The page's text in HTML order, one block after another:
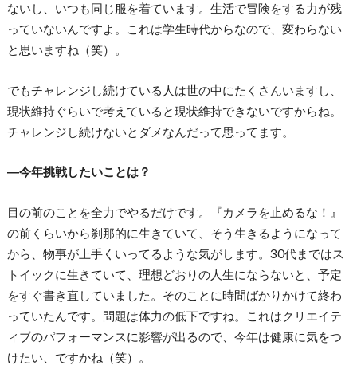
ないし、いつも同じ服を着ています。生活で冒険をする力が残
っていないんですよ。これは学生時代からなので、変わらない
と思いますね（笑）。
でもチャレンジし続けている人は世の中にたくさんいますし、
現状維持ぐらいで考えていると現状維持できないですからね。
チャレンジし続けないとダメなんだって思ってます。
―今年挑戦したいことは？
目の前のことを全力でやるだけです。『カメラを止めるな！』
の前くらいから刹那的に生きていて、そう生きるようになって
から、物事が上手くいってるような気がします。30代まではス
トイックに生きていて、理想どおりの人生にならないと、予定
をすぐ書き直していました。そのことに時間ばかりかけて終わ
っていたんです。問題は体力の低下ですね。これはクリエイテ
ィブのパフォーマンスに影響が出るので、今年は健康に気をつ
けたい、ですかね（笑）。